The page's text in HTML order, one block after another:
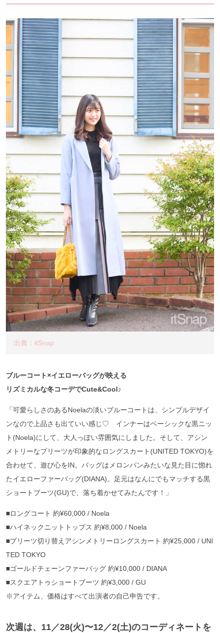
出典：itSnap
ブルーコート×イエローバッグが映える
リズミカルな冬コーデでCute&Cool♪
「可愛らしさのあるNoelaの淡いブルーコートは、シンプルデザイ
ンなので上品さも出ていい感じ♡ インナーはベーシックな黒ニッ
ト(Noela)にして、大人っぽい雰囲気にしました。そして、アシン
メトリーなプリーツが印象的なロングスカート(UNITED TOKYO)を
合わせて、遊び心をIN。バッグはメロンパンみたいな見た目に惚れ
たイエローファーバッグ(DIANA)。足元はなんにでもマッチする黒
ショートブーツ(GU)で、落ち着かせてみたんです！」
■ロングコート 約¥60,000 / Noela
■ハイネックニットトップス 約¥8,000 / Noela
■プリーツ切り替えアシンメトリーロングスカート 約¥25,000 / UNI
TED TOKYO
■ゴールドチェーンファーバッグ 約¥10,000 / DIANA
■スクエアトゥショートブーツ 約¥3,000 / GU
※アイテム、価格はすべて出演者の自己申告です。
次週は、11／28(火)〜12／2(土)のコーディネートを